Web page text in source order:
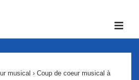
musical › Coup de coeur musical à